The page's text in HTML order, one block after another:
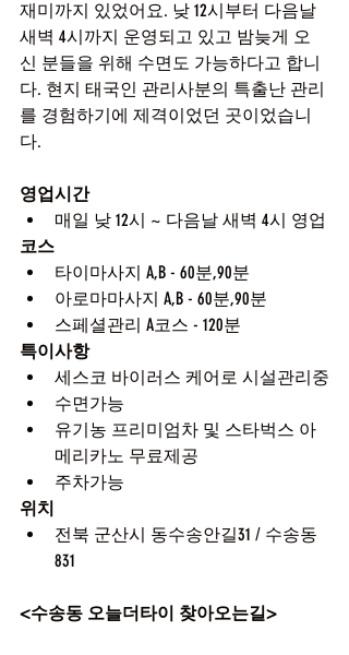
재미까지 있었어요. 낮 12시부터 다음날
새벽 4시까지 운영되고 있고 밤늦게 오
신 분들을 위해 수면도 가능하다고 합니
다. 현지 태국인 관리사분의 특출난 관리
를 경험하기에 제격이었던 곳이었습니
다.
영업시간
매일 낮 12시 ~ 다음날 새벽 4시 영업
코스
타이마사지 A,B - 60분,90분
아로마마사지 A,B - 60분,90분
스페셜관리 A코스 - 120분
특이사항
세스코 바이러스 케어로 시설관리중
수면가능
유기농 프리미엄차 및 스타벅스 아
메리카노 무료제공
주차가능
위치
전북 군산시 동수송안길31 / 수송동
831
<수송동 오늘더타이 찾아오는길>